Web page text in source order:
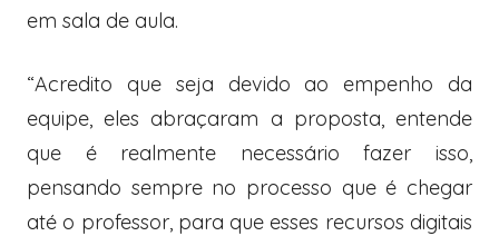
em sala de aula.
“Acredito que seja devido ao empenho da
equipe, eles abraçaram a proposta, entende
que é realmente necessário fazer isso,
pensando sempre no processo que é chegar
até o professor, para que esses recursos digitais